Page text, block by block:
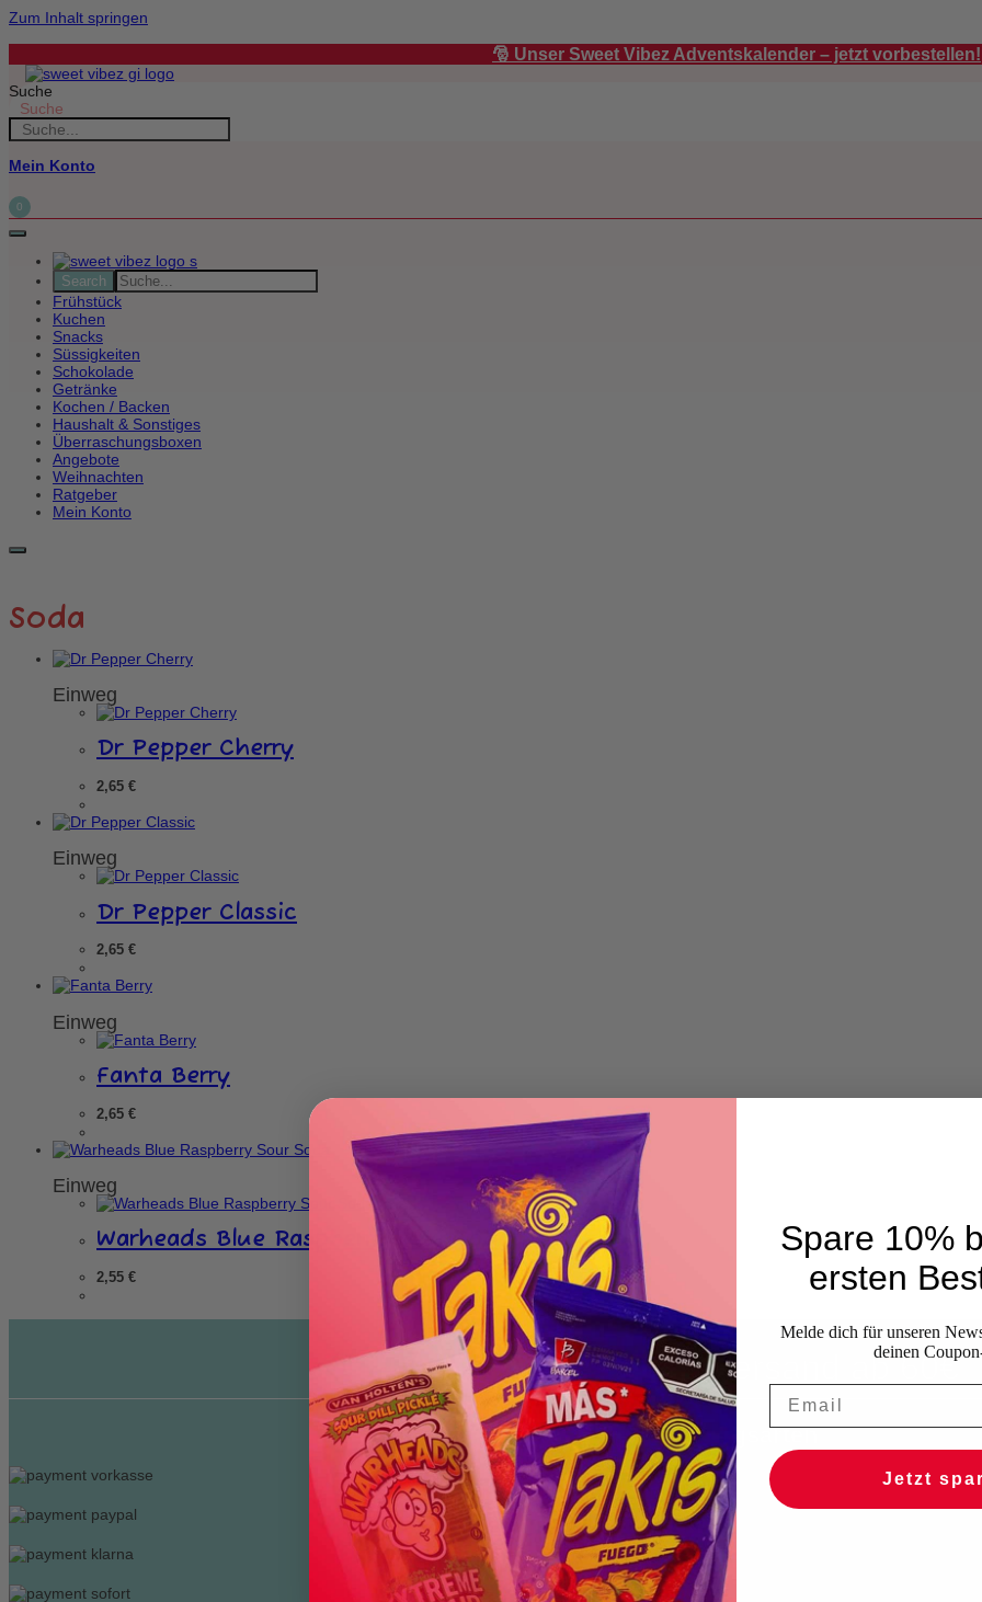
Zum Inhalt springen
🎅 Unser Sweet Vibez Adventskalender – jetzt vorbestellen!
Suche
Suche
Mein Konto
0
Frühstück
Kuchen
Snacks
Süssigkeiten
Schokolade
Getränke
Kochen / Backen
Haushalt & Sonstiges
Überraschungsboxen
Angebote
Weihnachten
Ratgeber
Mein Konto
Soda
Einweg
Dr Pepper Cherry
2,65 €
Einweg
Dr Pepper Classic
2,65 €
Einweg
Fanta Berry
2,65 €
Einweg
Warheads Blue Raspberry Sour Soda
2,55 €
Kostenloser Versand ab 60€
Zahlungsarten
Spare 10%
ersten
Melde dich für unseren
deinen
Jetzt